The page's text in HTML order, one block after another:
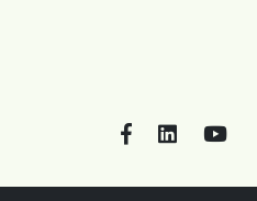
FacebookLinkedIn